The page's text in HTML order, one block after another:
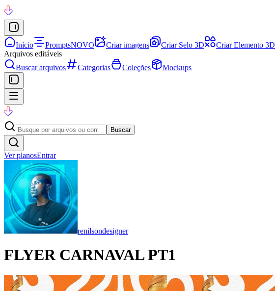
Início PromptsNOVO Criar imagens Criar Selo 3D Criar Elemento 3D
Arquivos editáveis
Buscar arquivos
Categorias Coleções Mockups
Buscar
Ver planosEntrar
renilsondesigner
FLYER CARNAVAL PT1